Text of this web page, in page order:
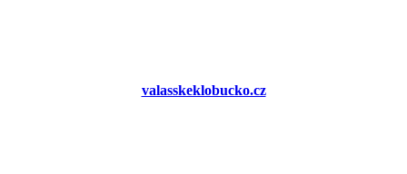
valasskeklobucko.cz